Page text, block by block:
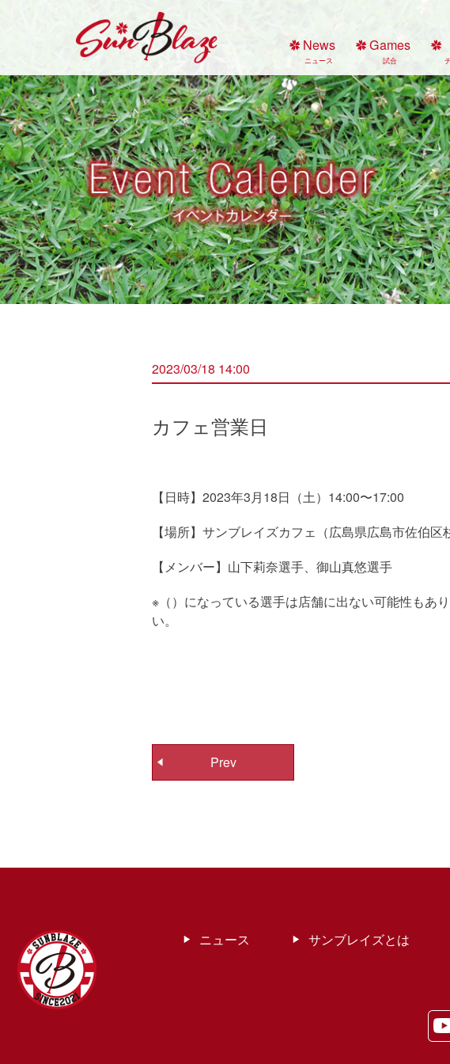
News
ニュース
Games
試合
2023/03/18 14:00
カフェ営業日
【日時】2023年3月18日（土）14:00〜17:00
【場所】サンブレイズカフェ（広島県広島市佐伯区
【メンバー】山下莉奈選手、御山真悠選手
※（）になっている選手は店舗に出ない可能性もあ
い。
投
稿
ー
Prev
ニュース サンブレイズとは